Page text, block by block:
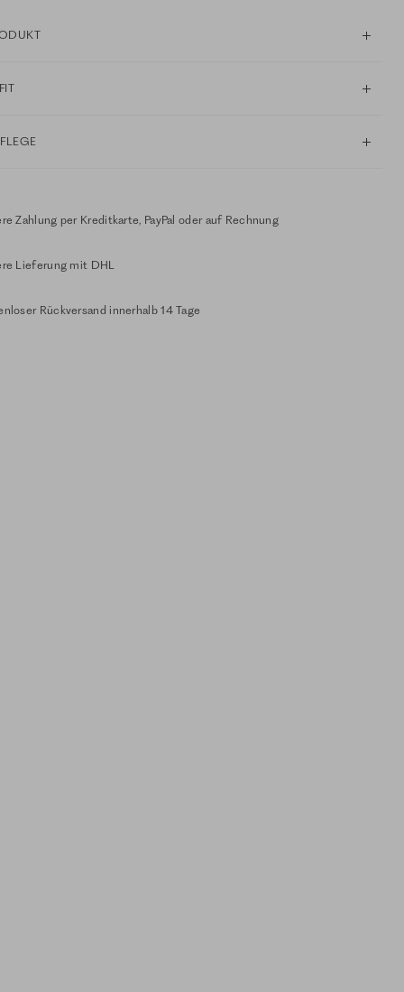
Zahlung per Kreditkarte, PayPal oder auf Rechnung
Lieferung mit DHL
Rückversand innerhalb 14 Tage